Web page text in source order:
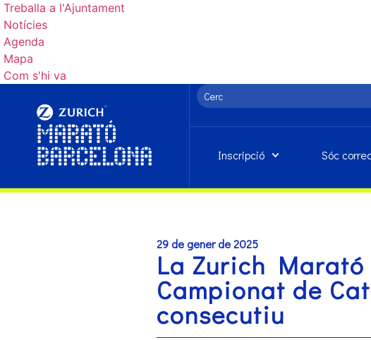
Treballa a l'Ajuntament
Notícies
Agenda
Mapa
Com s'hi va
Inscripció Sóc
29 de gener de 2025
La Zurich
Campionat de
consecutiu